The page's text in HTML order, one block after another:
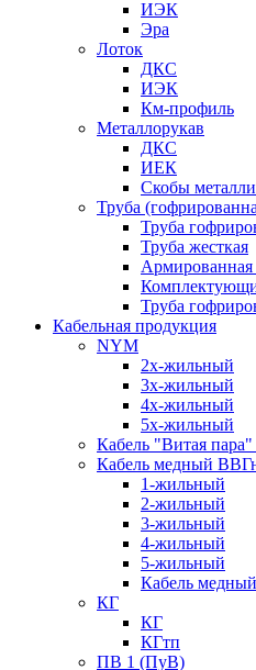
ИЭК
Эра
Лоток
ДКС
ИЭК
Км-профиль
Металлорукав
ДКС
ИЕК
Скобы
Труба
Труба
Труба жесткая
Армированная
Труба
Кабельная продукция
NYM
2х-жильный
3х-жильный
4х-жильный
5х-жильный
Кабель "Витая
Кабель медный
1-жильный
2-жильный
3-жильный
4-жильный
5-жильный
Кабель
КГ
КГ
КГтп
ПВ 1 (ПуВ)